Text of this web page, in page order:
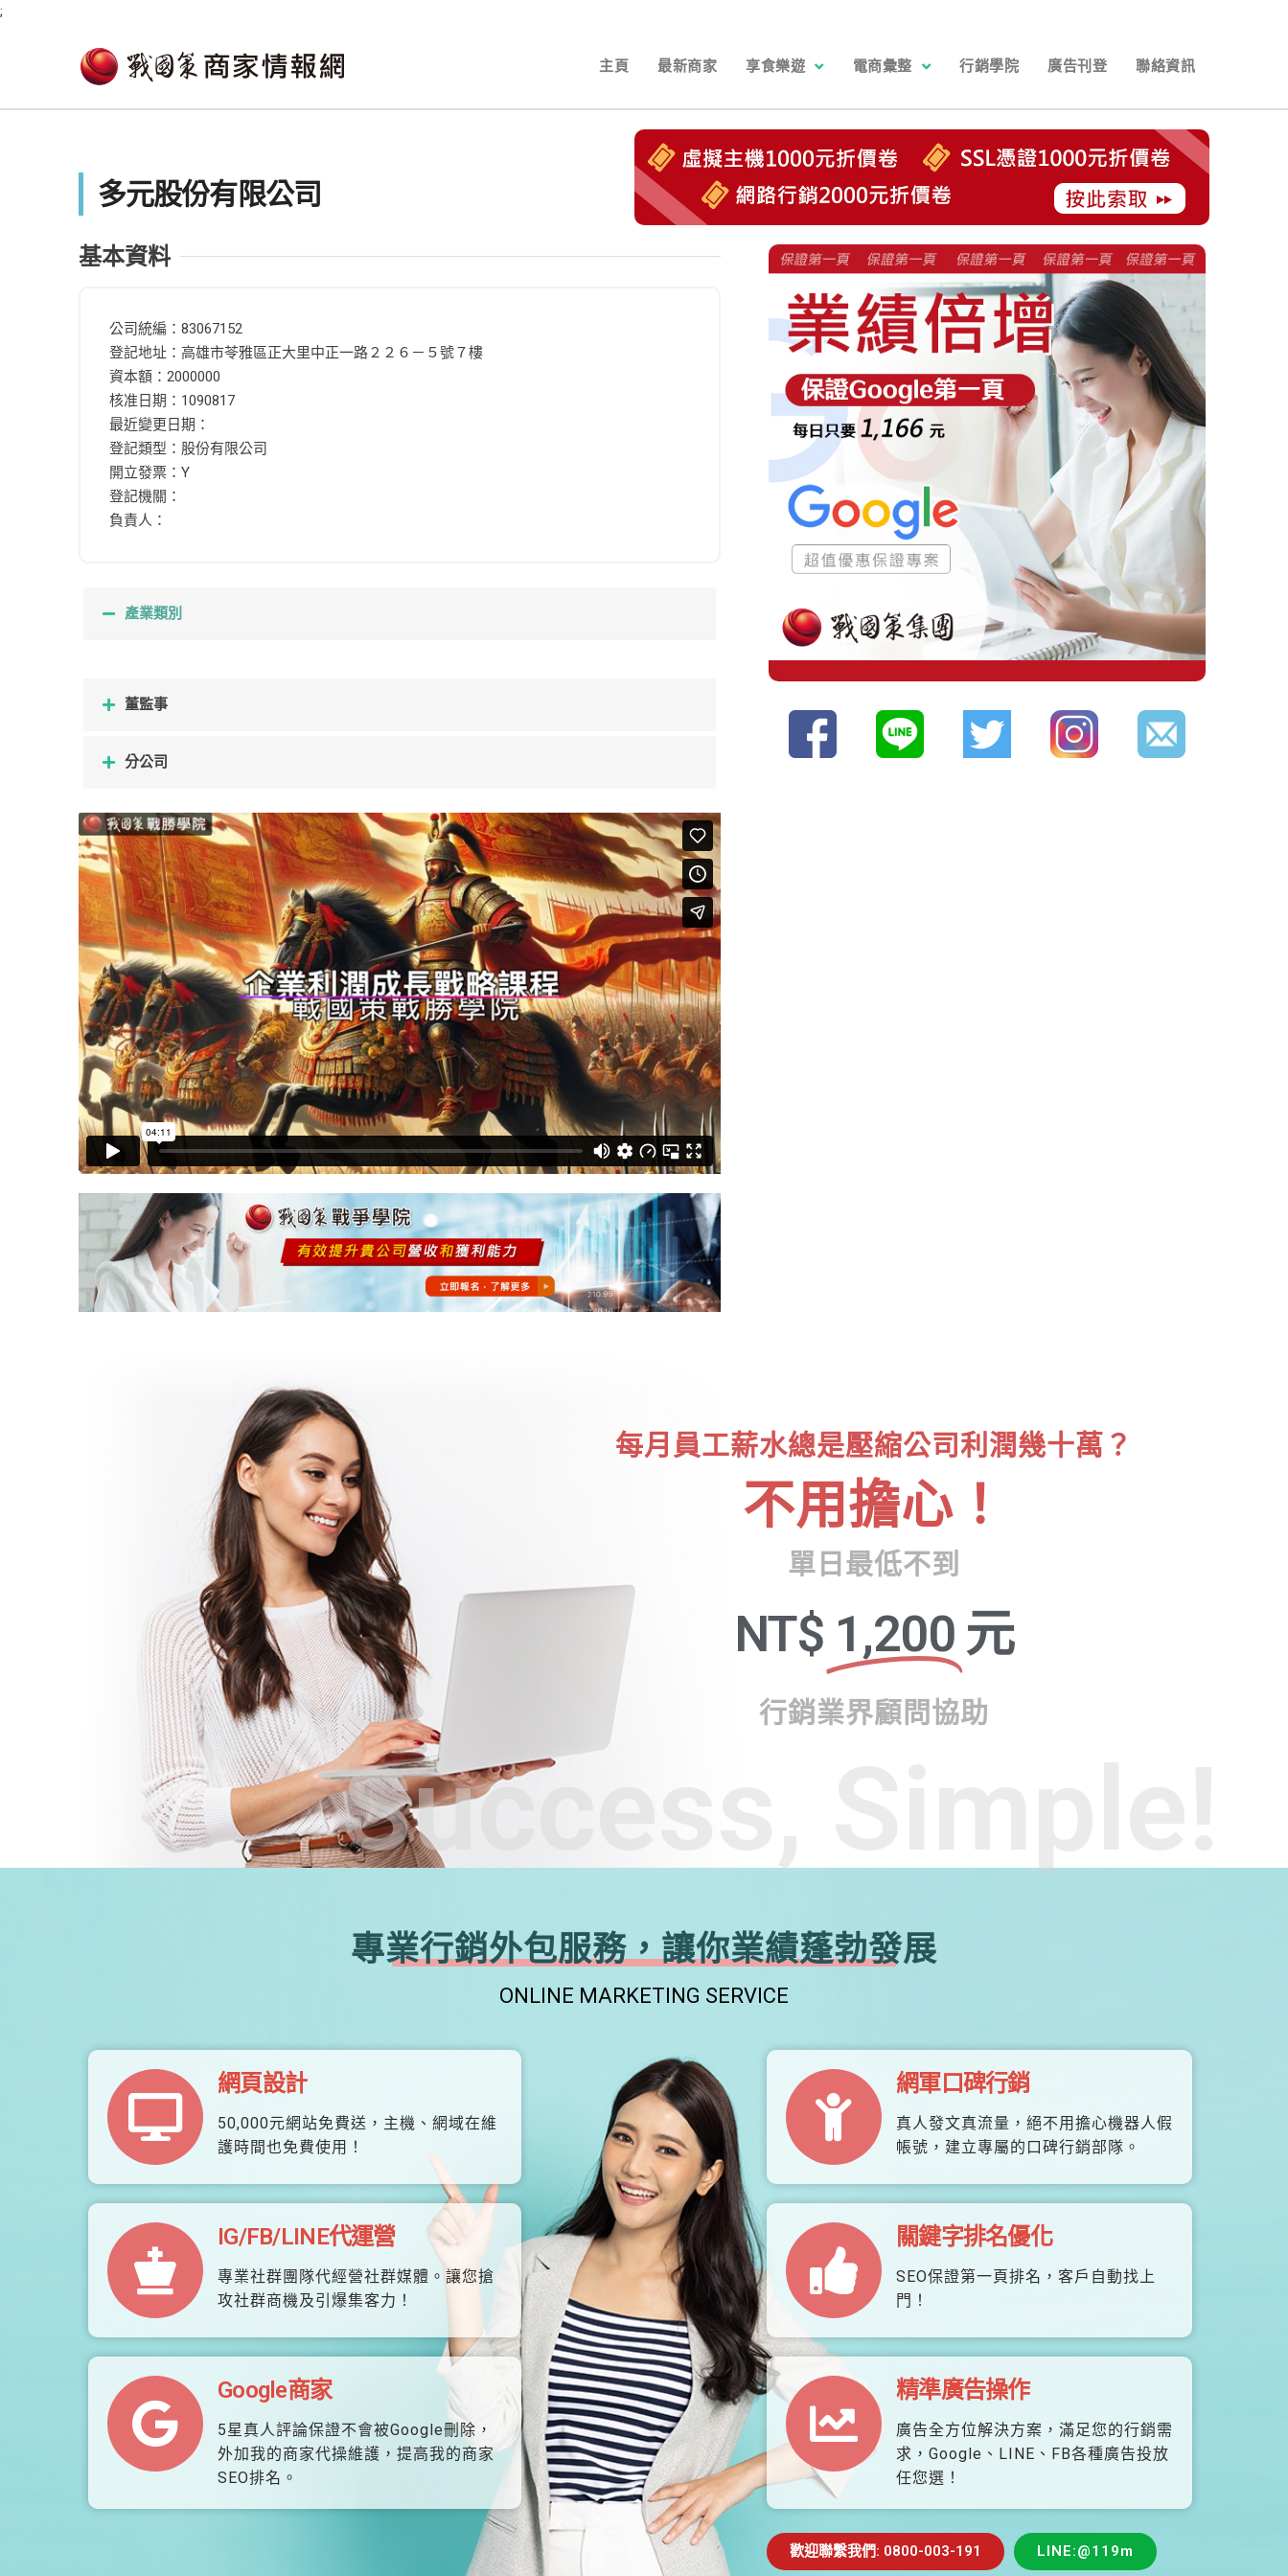
;
主頁 最新商家 享食樂遊 電商彙整 行銷學院 廣告刊登 聯絡資訊
多元股份有限公司
基本資料
公司統編：83067152
登記地址：高雄市苓雅區正大里中正一路２２６－５號７樓
資本額：2000000
核准日期：1090817
最近變更日期：
登記類型：股份有限公司
開立發票：Y
登記機關：
負責人：
產業類別
董監事
分公司
Success, Simple!
每月員工薪水總是壓縮公司利潤幾十萬？
不用擔心！
單日最低不到
NT$ 1,200 元
行銷業界顧問協助
專業行銷外包服務，讓你業績蓬勃發展
ONLINE MARKETING SERVICE
網頁設計
50,000元網站免費送，主機、網域在維
護時間也免費使用！
IG/FB/LINE代運營
專業社群團隊代經營社群媒體。讓您搶
攻社群商機及引爆集客力！
Google商家
5星真人評論保證不會被Google刪除，
外加我的商家代操維護，提高我的商家
SEO排名。
網軍口碑行銷
真人發文真流量，絕不用擔心機器人假
帳號，建立專屬的口碑行銷部隊。
關鍵字排名優化
SEO保證第一頁排名，客戶自動找上
門！
精準廣告操作
廣告全方位解決方案，滿足您的行銷需
求，Google、LINE、FB各種廣告投放
任您選！
歡迎聯繫我們: 0800-003-191 LINE:@119m